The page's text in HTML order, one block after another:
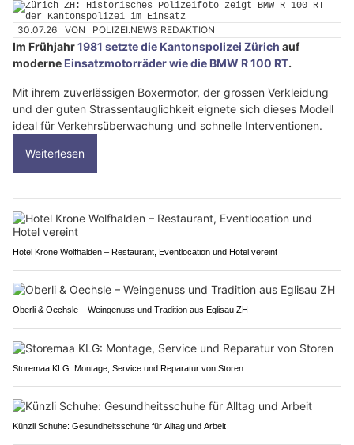
30.07.26 VON POLIZEI.NEWS REDAKTION
Im Frühjahr1981 setzte die Kantonspolizei Zürich auf
moderne Einsatzmotorräder wie die BMW R 100 RT.
Mit ihrem zuverlässigen Boxermotor, der grossen Verkleidung
und der guten Strassentauglichkeit eignete sich dieses Modell
ideal für Verkehrsüberwachung und schnelle Interventionen.
Weiterlesen
Hotel Krone Wolfhalden – Restaurant, Eventlocation und Hotel vereint
Oberli & Oechsle – Weingenuss und Tradition aus Eglisau ZH
Storemaa KLG: Montage, Service und Reparatur von Storen
Künzli Schuhe: Gesundheitsschuhe für Alltag und Arbeit